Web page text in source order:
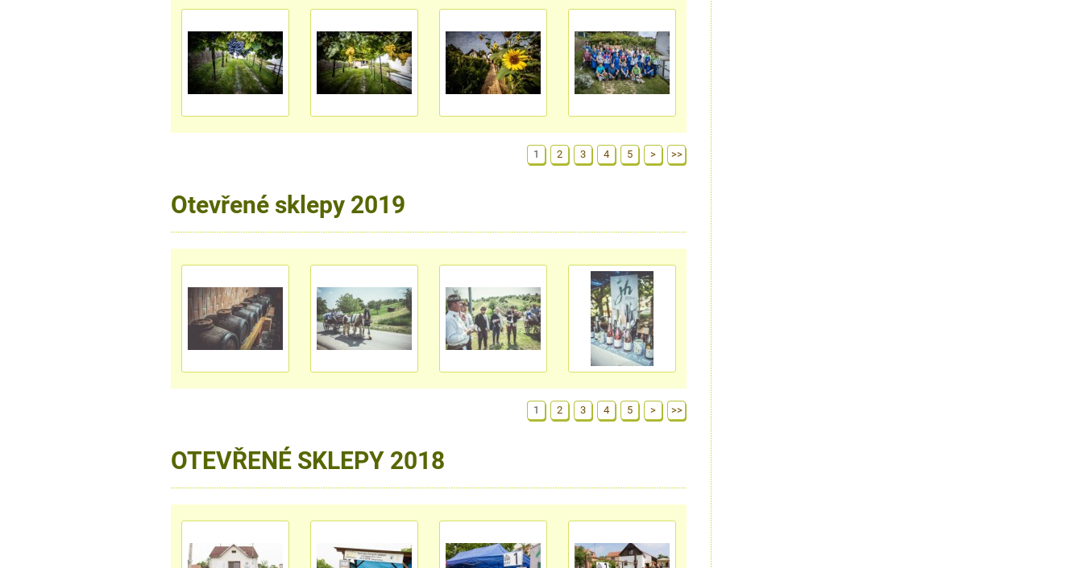
1 2 3 4 5 > >>
Otevřené sklepy 2019
1 2 3 4 5 > >>
OTEVŘENÉ SKLEPY 2018